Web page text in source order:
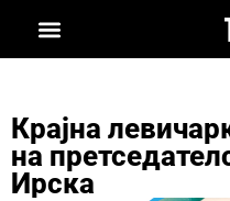
Крајна
на
Ирска